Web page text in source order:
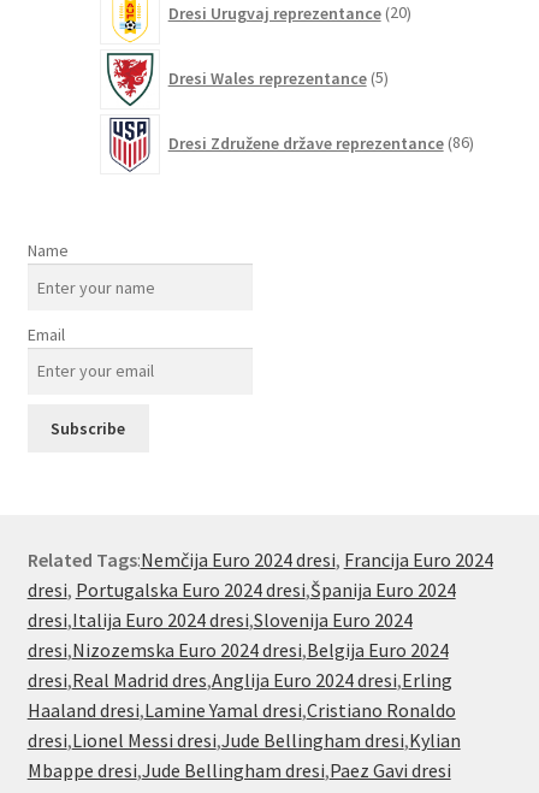
Dresi Urugvaj reprezentance 20izdelkov
Dresi Wales reprezentance 5izdelkov
Dresi Združene države reprezentance 86izdelkov
Name
Email
Related Tags:Nemčija Euro 2024 dresi, Francija Euro 2024
dresi, Portugalska Euro 2024 dresi,Španija Euro 2024
dresi,Italija Euro 2024 dresi,Slovenija Euro 2024
dresi,Nizozemska Euro 2024 dresi,Belgija Euro 2024
dresi,Real Madrid dres,Anglija Euro 2024 dresi,Erling
Haaland dresi,Lamine Yamal dresi,Cristiano Ronaldo
dresi,Lionel Messi dresi,Jude Bellingham dresi,Kylian
Mbappe dresi,Jude Bellingham dresi,Paez Gavi dresi